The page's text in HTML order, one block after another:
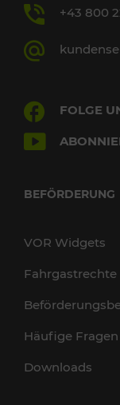
+43 800
FOLGE
BEFÖRDERUNG
VOR Widgets
Fahrgastrechte
Häufige Fragen
Downloads